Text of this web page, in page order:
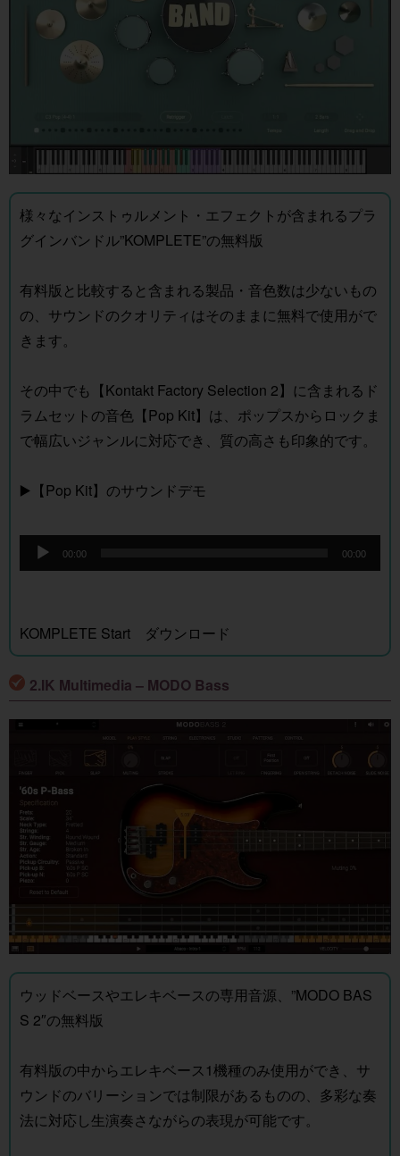
様々なインストゥルメント・エフェクトが含まれるプラ
グインバンドル”KOMPLETE”の無料版
有料版と比較すると含まれる製品・音色数は少ないもの
の、サウンドのクオリティはそのままに無料で使用がで
きます。
その中でも【Kontakt Factory Selection 2】に含まれるド
ラムセットの音色【Pop Kit】は、ポップスからロックま
で幅広いジャンルに対応でき、質の高さも印象的です。
▶️【Pop Kit】のサウンドデモ
音
ー
ー
00:00 00:00
KOMPLETE Start ダウンロード
2.IK Multimedia – MODO Bass
ウッドベースやエレキベースの専用音源、”MODO BAS
S 2″の無料版
有料版の中からエレキベース1機種のみ使用ができ、サ
ウンドのバリーションでは制限があるものの、多彩な奏
法に対応し生演奏さながらの表現が可能です。